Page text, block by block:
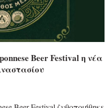
Beer Festival η νέα